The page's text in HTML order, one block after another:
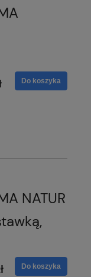
Do koszyka
NATUR
Do koszyka